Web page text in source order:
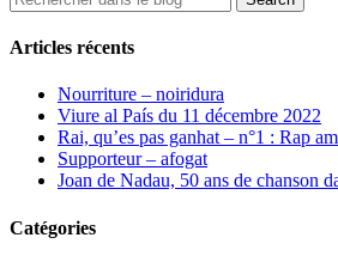
Articles récents
Nourriture – noiridura
Viure al País du 11 décembre 2022
Rai, qu’es pas ganhat – n°1 : Rap
Supporteur – afogat
Joan de Nadau, 50 ans de chanson
Catégories